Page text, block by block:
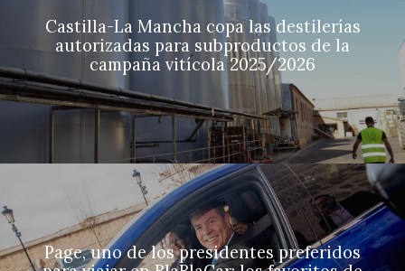
Castilla-La Mancha copa las destilerías
autorizadas para subproductos de la
campaña vitícola 2025/2026
Page, uno de los presidentes preferidos